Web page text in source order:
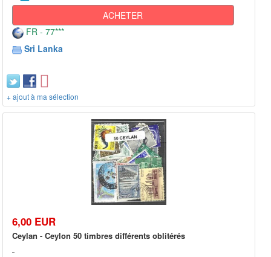
ACHETER
FR - 77***
Sri Lanka
+ ajout à ma sélection
6,00 EUR
Ceylan - Ceylon 50 timbres différents oblitérés